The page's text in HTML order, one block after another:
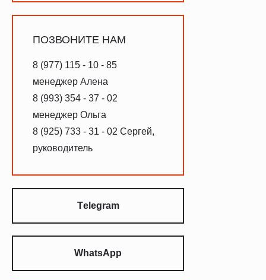
ПОЗВОНИТЕ НАМ
8 (977) 115 - 10 - 85
менеджер Алена
8 (993) 354 - 37 - 02
менеджер Ольга
8 (925) 733 - 31 - 02 Сергей,
руководитель
Тelegram
WhatsApp